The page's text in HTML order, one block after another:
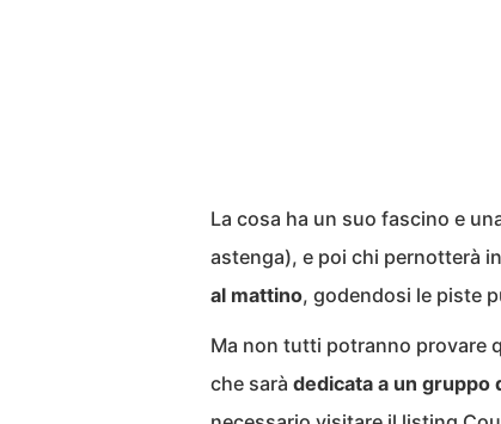
La cosa ha un suo fascino e
astenga), e poi chi pernotterà
al mattino, godendosi le piste
Ma non tutti potranno provare
che sarà dedicata a un gruppo